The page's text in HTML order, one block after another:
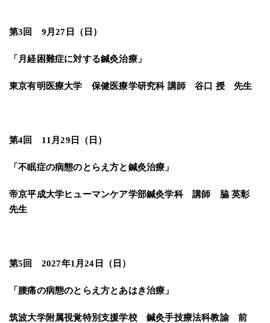
第3回 9月27日（日）
「月経困難症に対する鍼灸治療」
東京有明医療大学 保健医療学研究科 講師 谷口 授 先生
第4回 11月29日（日）
「不眠症の病態のとらえ方と鍼灸治療」
帝京平成大学ヒューマンケア学部鍼灸学科 講師 脇 英彰
先生
第5回 2027年1月24日（日）
「腰痛の病態のとらえ方とあはき治療」
筑波大学附属視覚特別支援学校 鍼灸手技療法科教諭 前